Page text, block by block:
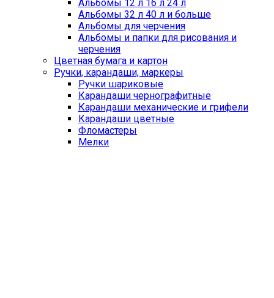
Альбомы 12 л 16 л 24 л
Альбомы 32 л 40 л и больше
Альбомы для черчения
Альбомы и папки для рисования и
черчения
Цветная бумага и картон
Ручки, карандаши, маркеры
Ручки шариковые
Карандаши чернографитные
Карандаши механические и грифели
Карандаши цветные
Фломастеры
Мелки